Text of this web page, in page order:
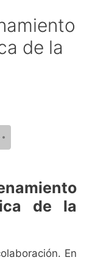
de la
de la
En